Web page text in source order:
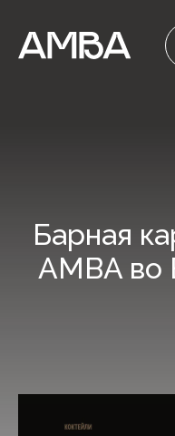
Барная
AMBA во